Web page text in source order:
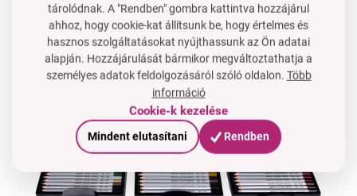
tárolódnak. A "Rendben" gombra kattintva hozzájárul
ahhoz, hogy cookie-kat állítsunk be, hogy értelmes és
hasznos szolgáltatásokat nyújthassunk az Ön adatai
alapján. Hozzájárulását bármikor megváltoztathatja a
személyes adatok feldolgozásáról szóló oldalon. Több
információ
Cookie-k kezelése
Mindent elutasítani Rendben